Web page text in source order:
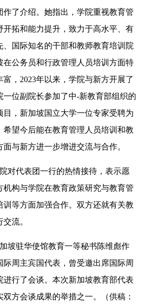
作了介绍。她指出，学院重视教育管
开拓和能力提升，致力于高水平、有
、国际知名的干部和教师教育培训院
在公务员和行政管理人员培训方面特
富，2023年以来，学院与新方开展了
一位副院长参加了中-新教育部组织的
目，新加坡国立大学一位专家受聘为
希望今后能在教育管理人员培训和教
与新方进一步增进交流与合作。
对代表团一行的热情接待，表示愿
机构与学院在教育政策研究与教育管
训等方面加强合作。双方还就有关教
流。
坡驻华使馆教育一等秘书陈维彪作
际周主宾国代表，曾受邀出席国际周
进行了会谈。本次新加坡教育部代表
双方会谈成果的举措之一。（供稿：